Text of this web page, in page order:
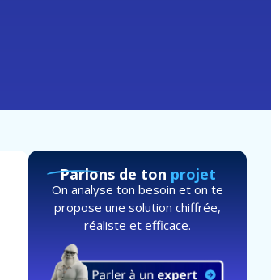
Parlons de ton projet
On analyse ton besoin et on te
propose une solution chiffrée,
réaliste et efficace.